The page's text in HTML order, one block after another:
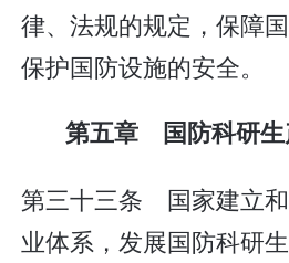
律、法规的规定，保障
保护国防设施的安全。
第五章 国防科研生
第三十三条 国家建立
业体系，发展国防科研